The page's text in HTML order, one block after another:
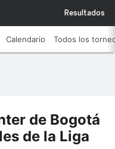
Resultados
Calendario Todos los
de Bogotá
de la Liga